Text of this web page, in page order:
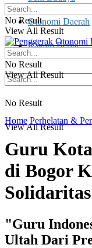
Otonomi Daerah
Ragam Berita
No Result
View All Result
No Result
View All Result
No Result
View All Result
Home Perhelatan &
Guru
di Bogor
Solidaritas
"Guru
Ultah Dari